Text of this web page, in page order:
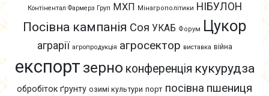
Контінентал Фармерз Груп МХП Мінагрополітики НІБУЛОН
Посівна кампанія Соя УКАБ Форум Цукор
аграрії агропродукція агросектор виставка війна
експорт зерно конференція кукурудза
обробіток ґрунту озимі культури порт посівна пшениця